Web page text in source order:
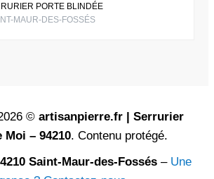
PORTE BLINDÉE
MAUR-DES-FOSSÉS
© artisanpierre.fr | Serrurier
– 94210. Contenu protégé.
Saint-Maur-des-Fossés– Une